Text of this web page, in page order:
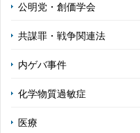
公明党・創価学会
共謀罪・戦争関連法
内ゲバ事件
化学物質過敏症
医療